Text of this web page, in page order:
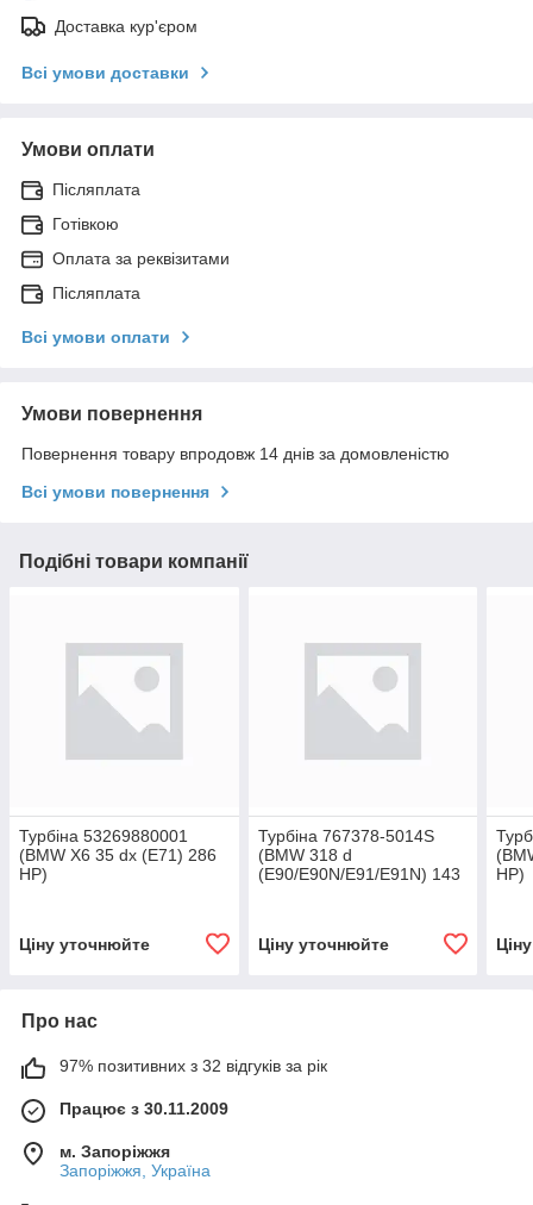
Доставка кур'єром
Всі умови доставки
Умови оплати
Післяплата
Готівкою
Оплата за реквізитами
Післяплата
Всі умови оплати
Умови повернення
Повернення товару впродовж 14 днів за домовленістю
Всі умови повернення
Подібні товари компанії
Турбіна 53269880001
(BMW X6 35 dx (E71) 286
HP)
Ціну уточнюйте
Турбіна 767378-5014S
(BMW 318 d
(E90/E90N/E91/E91N) 143
Ціну уточнюйте
HP)
Про нас
97% позитивних з 32 відгуків за рік
Працює з 30.11.2009
м. Запоріжжя
Запоріжжя, Україна